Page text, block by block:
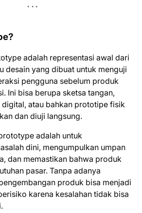
adalah representasi awal dari
desain yang dibuat untuk menguji
pengguna sebelum produk
Ini bisa berupa sketsa tangan,
digital, atau bahkan prototipe fisik
dan diuji langsung.
adalah untuk
dini, mengumpulkan umpan
dan memastikan bahwa produk
pasar. Tanpa adanya
produk bisa menjadi
karena kesalahan tidak bisa